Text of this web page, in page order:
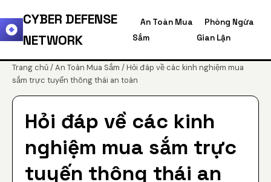
CYBER DEFENSE
NETWORK
An Toàn Mua
Sắm
Phòng Ngừa
Gian Lận
Trang chủ/An Toàn Mua Sắm / Hỏi đáp về các kinh nghiệm mua
sắm trực tuyến thông thái an toàn
Hỏi đáp về các kinh
nghiệm mua sắm trực
tuyến thông thái an